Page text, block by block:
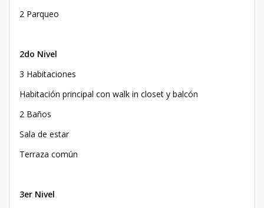
2 Parqueo
2do Nivel
3 Habitaciones
Habitación principal con walk in closet y balcón
2 Baños
Sala de estar
Terraza común
3er Nivel